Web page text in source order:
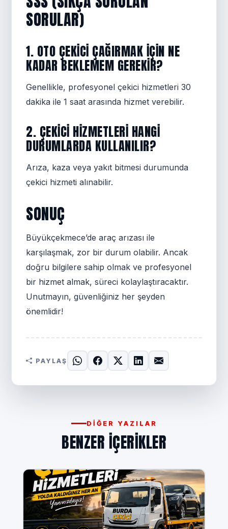
SORULAR)
1. OTO ÇEKICI ÇAĞIRMAK IÇIN NE
KADAR BEKLEMEM GEREKIR?
Genellikle, profesyonel çekici hizmetleri 30
dakika ile 1 saat arasında hizmet verebilir.
2. ÇEKICI HIZMETLERI HANGI
DURUMLARDA KULLANILIR?
Arıza, kaza veya yakıt bitmesi durumunda
çekici hizmeti alınabilir.
SONUÇ
Büyükçekmece’de araç arızası ile
karşılaşmak, zor bir durum olabilir. Ancak
doğru bilgilere sahip olmak ve profesyonel
bir hizmet almak, süreci kolaylaştıracaktır.
Unutmayın, güvenliğiniz her şeyden
önemlidir!
PAYLAŞ
DIĞER YAZILAR
BENZER IÇERIKLER